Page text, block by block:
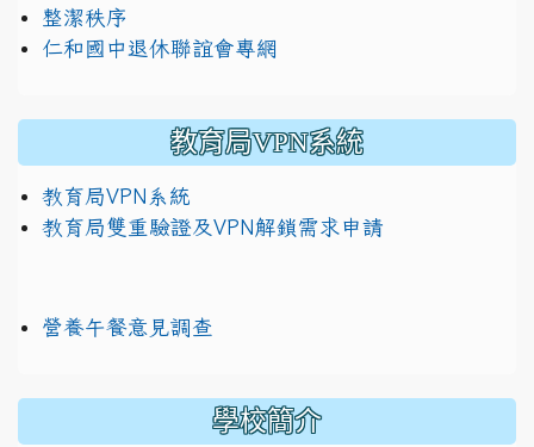
整潔秩序
仁和國中退休聯誼會專網
教育局VPN系統
教育局VPN系統
教育局雙重驗證及VPN解鎖需求申請
營養午餐意見調查
學校簡介